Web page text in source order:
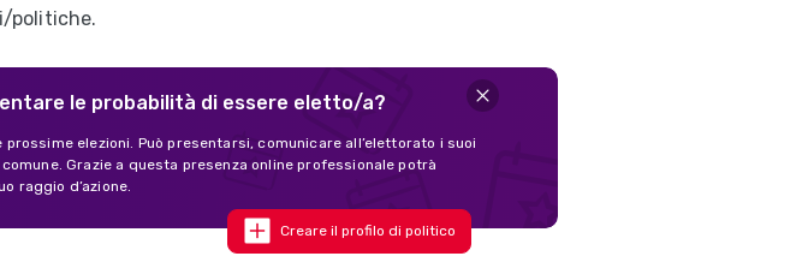
politiche.
le probabilità di essere eletto/a?
elezioni. Può presentarsi, comunicare all’elettorato i suoi
Grazie a questa presenza online professionale potrà
raggio d’azione.
Creare il profilo di politico